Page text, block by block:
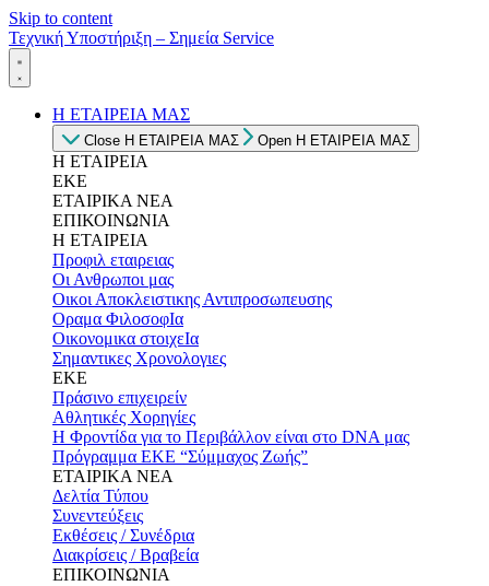
Skip to content
Τεχνική Υποστήριξη – Σημεία Service
Η ΕΤΑΙΡΕΙΑ ΜΑΣ
Close Η ΕΤΑΙΡΕΙΑ ΜΑΣ Open Η ΕΤΑΙΡΕΙΑ ΜΑΣ
Η ΕΤΑΙΡΕΙΑ
ΕΚΕ
ΕΤΑΙΡΙΚΑ ΝΕΑ
ΕΠΙΚΟΙΝΩΝΙΑ
Η ΕΤΑΙΡΕΙΑ
Προφιλ εταιρειας
Οι Ανθρωποι μας
Οικοι Αποκλειστικης Αντιπροσωπευσης
Οραμα ΦιλοσοφΙα
Οικονομικα στοιχεΙα
Σημαντικες Χρονολογιες
ΕΚΕ
Πράσινο επιχειρείν
Αθλητικές Χορηγίες
Η Φροντίδα για το Περιβάλλον είναι στο DNA μας
Πρόγραμμα ΕΚΕ “Σύμμαχος Ζωής”
ΕΤΑΙΡΙΚΑ ΝΕΑ
Δελτία Τύπου
Συνεντεύξεις
Εκθέσεις / Συνέδρια
Διακρίσεις / Βραβεία
ΕΠΙΚΟΙΝΩΝΙΑ